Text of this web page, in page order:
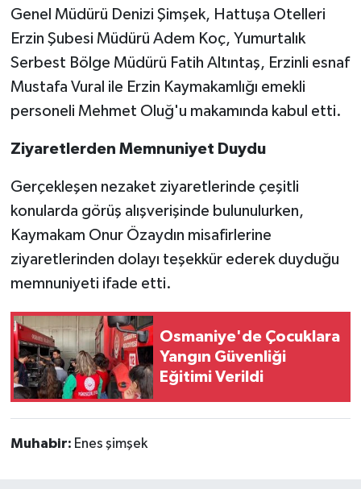
Genel Müdürü Denizi Şimşek, Hattuşa Otelleri
Erzin Şubesi Müdürü Adem Koç, Yumurtalık
Serbest Bölge Müdürü Fatih Altıntaş, Erzinli esnaf
Mustafa Vural ile Erzin Kaymakamlığı emekli
personeli Mehmet Oluğ'u makamında kabul etti.
Ziyaretlerden Memnuniyet Duydu
Gerçekleşen nezaket ziyaretlerinde çeşitli
konularda görüş alışverişinde bulunulurken,
Kaymakam Onur Özaydın misafirlerine
ziyaretlerinden dolayı teşekkür ederek duyduğu
memnuniyeti ifade etti.
Osmaniye'de Çocuklara
Yangın Güvenliği
Eğitimi Verildi
Muhabir: Enes şimşek